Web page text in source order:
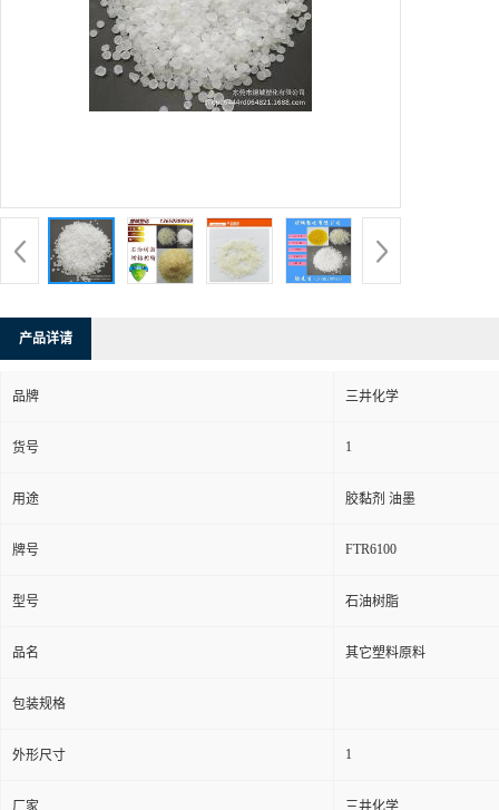
产品详请
品牌 三井化学
货号 1
用途 胶黏剂 油墨
牌号 FTR6100
型号 石油树脂
品名 其它塑料原料
包装规格
外形尺寸 1
厂家 三井化学